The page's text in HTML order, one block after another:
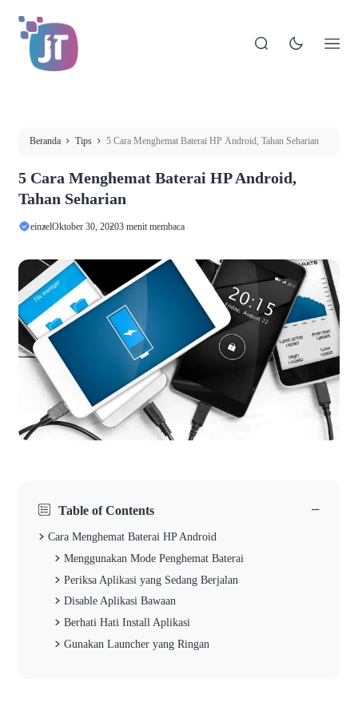
Beranda Tips 5 Cara Menghemat Baterai HP Android, Tahan Seharian
5 Cara Menghemat Baterai HP Android,
Tahan Seharian
einzelOktober 30, 20203 menit membaca
Table of Contents −
Cara Menghemat Baterai HP Android
Menggunakan Mode Penghemat Baterai
Periksa Aplikasi yang Sedang Berjalan
Disable Aplikasi Bawaan
Berhati Hati Install Aplikasi
Gunakan Launcher yang Ringan